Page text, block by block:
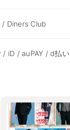
Diners Club
iD / auPAY / d払い